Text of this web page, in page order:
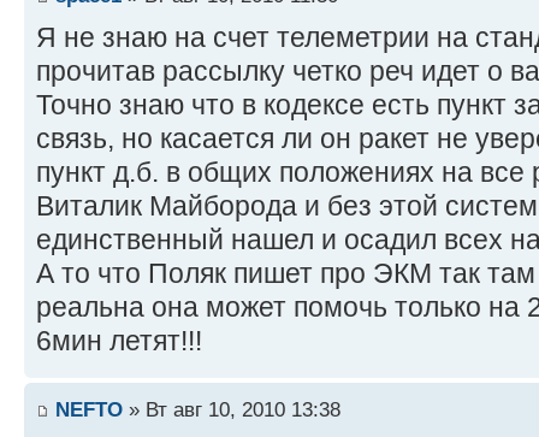
Я не знаю на счет телеметрии на
прочитав рассылку четко реч идет о
Точно знаю что в кодексе есть
связь, но касается ли он ракет не
пункт д.б. в общих положениях на все
Виталик Майборода и без этой
единственный нашел и осадил всех
А то что Поляк пишет про ЭКМ так
реальна она может помочь только на
6мин летят!!!
NEFTO » Вт авг 10, 2010 13:38